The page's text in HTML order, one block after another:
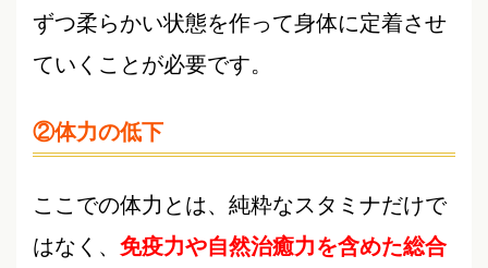
ずつ柔らかい状態を作って身体に定着させ
ていくことが必要です。
②体力の低下
ここでの体力とは、純粋なスタミナだけで
はなく、 免疫力や自然治癒力を含めた総合